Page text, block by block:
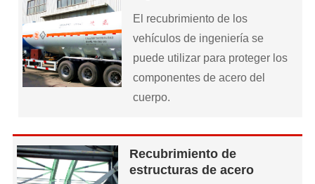
El recubrimiento de los
vehículos de ingeniería se
puede utilizar para proteger los
componentes de acero del
cuerpo.
Recubrimiento de
estructuras de acero